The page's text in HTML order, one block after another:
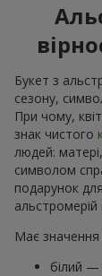
Букет з
сезону,
При чому,
знак чистого
людей:
символом
подарунок
Має значення
білий —